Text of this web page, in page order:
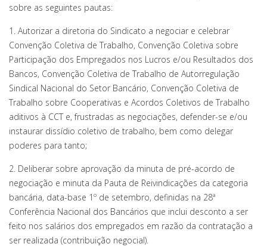
sobre as seguintes pautas:
1. Autorizar a diretoria do Sindicato a negociar e celebrar
Convenção Coletiva de Trabalho, Convenção Coletiva sobre
Participação dos Empregados nos Lucros e/ou Resultados dos
Bancos, Convenção Coletiva de Trabalho de Autorregulação
Sindical Nacional do Setor Bancário, Convenção Coletiva de
Trabalho sobre Cooperativas e Acordos Coletivos de Trabalho
aditivos à CCT e, frustradas as negociações, defender-se e/ou
instaurar dissídio coletivo de trabalho, bem como delegar
poderes para tanto;
2. Deliberar sobre aprovação da minuta de pré-acordo de
negociação e minuta da Pauta de Reivindicações da categoria
bancária, data-base 1º de setembro, definidas na 28ª
Conferência Nacional dos Bancários que inclui desconto a ser
feito nos salários dos empregados em razão da contratação a
ser realizada (contribuição negocial).